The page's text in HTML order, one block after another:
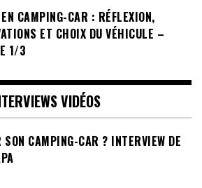
CAMPING-CAR : RÉFLEXION,
ET CHOIX DU VÉHICULE –
1/3
VIDÉOS
SON CAMPING-CAR ? INTERVIEW DE